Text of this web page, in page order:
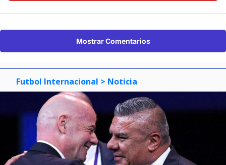
Mostrar Comentarios
Futbol Internacional > Noticia